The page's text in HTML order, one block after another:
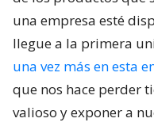
una empresa esté
llegue a la primera
una vez más en esta
que nos hace perder
valioso y exponer a